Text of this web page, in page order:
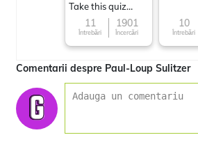
Take this quiz
now!11
Întrebări
1901
Încercări
10
Întrebări
Comentarii despre Paul-Loup Sulitzer